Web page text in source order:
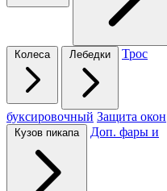
Колеса Лебедки Трос
буксировочный Защита окон
Кузов пикапа Доп. фары и